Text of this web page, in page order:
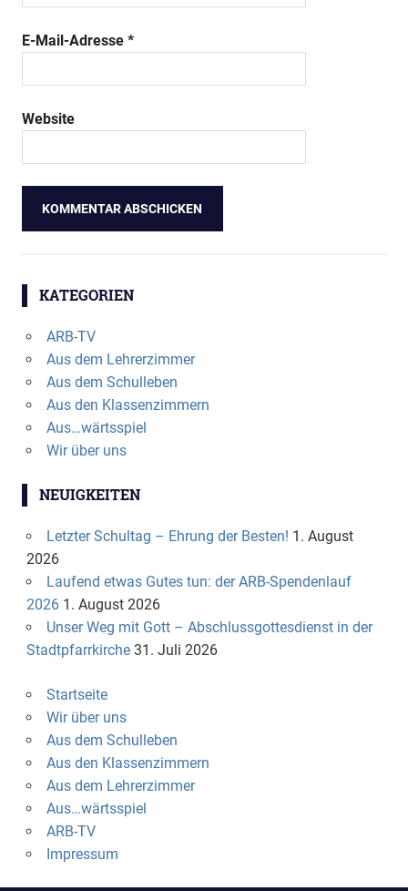
E-Mail-Adresse *
Website
KATEGORIEN
ARB-TV
Aus dem Lehrerzimmer
Aus dem Schulleben
Aus den Klassenzimmern
Aus…wärtsspiel
Wir über uns
NEUIGKEITEN
Letzter Schultag – Ehrung der Besten! 1. August
2026
Laufend etwas Gutes tun: der ARB-Spendenlauf
2026 1. August 2026
Unser Weg mit Gott – Abschlussgottesdienst in der
Stadtpfarrkirche 31. Juli 2026
Startseite
Wir über uns
Aus dem Schulleben
Aus den Klassenzimmern
Aus dem Lehrerzimmer
Aus…wärtsspiel
ARB-TV
Impressum